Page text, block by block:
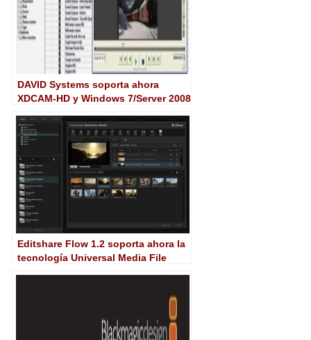
DAVID Systems soporta ahora
XDCAM-HD y Windows 7/Server 2008
Editshare Flow 1.2 soporta ahora la
tecnología Universal Media File